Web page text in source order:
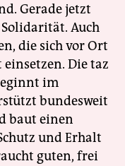
Gerade jetzt
Auch
die sich vor Ort
Die taz
im
bundesweit
baut einen
und Erhalt
guten, frei